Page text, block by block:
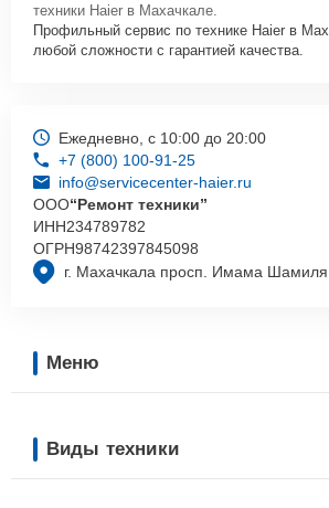
техники Haier в Махачкале.
Профильный сервис по технике Haier в
любой сложности с гарантией качества.
г. Махачкала просп. Имама
Ежедневно, с 10:00 до 20:00
+7 (800) 100-91-25
info@servicecenter-haier.ru
ООО“Ремонт техники”
ИНН234789782
ОГРН98742397845098
Меню
Виды техники